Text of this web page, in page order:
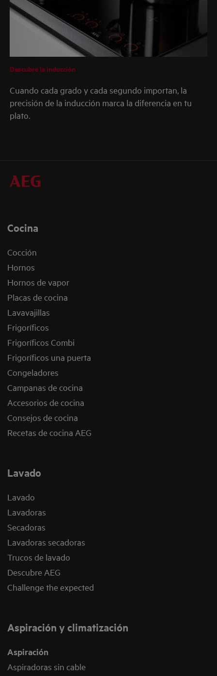
Descubre la inducción
Cuando cada grado y cada segundo importan, la
precisión de la inducción marca la diferencia en tu
plato.
Cocina
Cocción
Hornos
Hornos de vapor
Placas de cocina
Lavavajillas
Frigoríficos
Frigoríficos Combi
Frigoríficos una puerta
Congeladores
Campanas de cocina
Accesorios de cocina
Consejos de cocina
Recetas de cocina AEG
Lavado
Lavado
Lavadoras
Secadoras
Lavadoras secadoras
Trucos de lavado
Descubre AEG
Challenge the expected
Aspiración y climatización
Aspiración
Aspiradoras sin cable